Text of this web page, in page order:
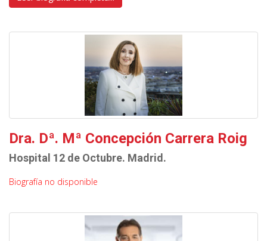
Dra. Dª. Mª Concepción Carrera Roig
Hospital 12 de Octubre. Madrid.
Biografía no disponible